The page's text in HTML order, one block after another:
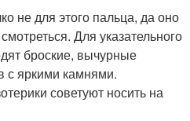
не для этого пальца, да оно
Для указательного
броские, вычурные
с яркими камнями.
советуют носить на